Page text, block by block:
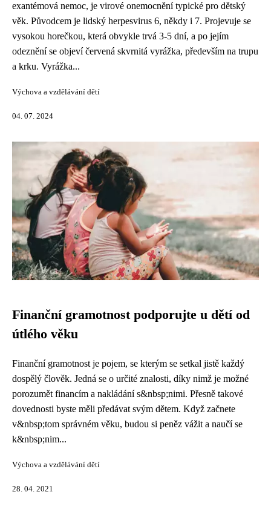
exantémová nemoc, je virové onemocnění typické pro dětský
věk. Původcem je lidský herpesvirus 6, někdy i 7. Projevuje se
vysokou horečkou, která obvykle trvá 3-5 dní, a po jejím
odeznění se objeví červená skvrnitá vyrážka, především na trupu
a krku. Vyrážka...
Výchova a vzdělávání dětí
04. 07. 2024
Finanční gramotnost podporujte u dětí od
útlého věku
Finanční gramotnost je pojem, se kterým se setkal jistě každý
dospělý člověk. Jedná se o určité znalosti, díky nimž je možné
porozumět financím a nakládání s&nbsp;nimi. Přesně takové
dovednosti byste měli předávat svým dětem. Když začnete
v&nbsp;tom správném věku, budou si peněz vážit a naučí se
k&nbsp;nim...
Výchova a vzdělávání dětí
28. 04. 2021